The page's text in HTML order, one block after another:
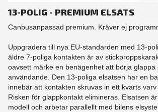
13-POLIG - PREMIUM ELSATS
Canbusanpassad premium. Kräver ej
Uppgradera till nya EU-standarden med 13-
äldre 7-poliga kontakten är av
oavsett märke en benägenhet att börja glappa
användande. Den 13-poliga elsatsen har en
innebär att kontakten skruvas in ett kvarts varv
Risken för glappkontakt elimineras. Elsatsen
modell och arbetar parallellt med bilens